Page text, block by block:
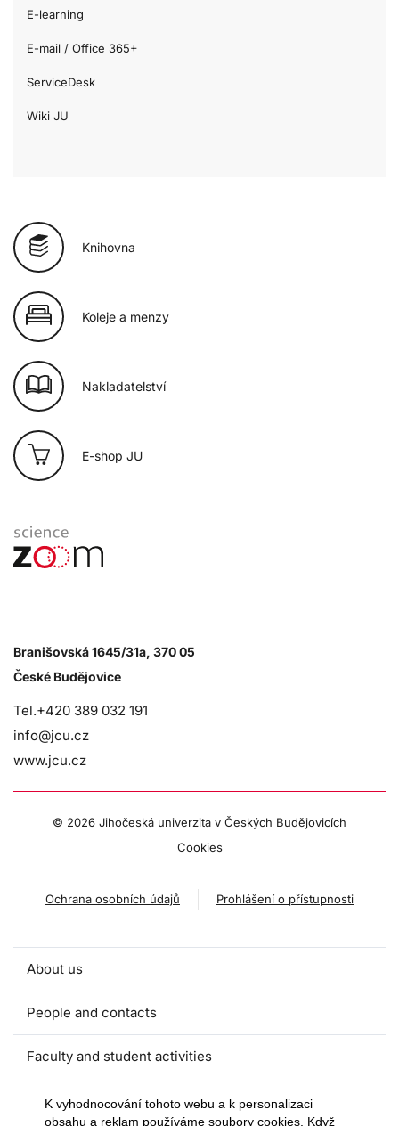
E-learning
E-mail / Office 365+
ServiceDesk
Wiki JU
Knihovna
Koleje a menzy
Nakladatelství
E-shop JU
Branišovská 1645/31a, 370 05
České Budějovice
Tel.+420 389 032 191
info@jcu.cz
www.jcu.cz
© 2026 Jihočeská univerzita v Českých Budějovicích
Cookies
Ochrana osobních údajů Prohlášení o přístupnosti
About us
People and contacts
Faculty and student activities
Projects and strategic partnerships
K vyhodnocování tohoto webu a k personalizaci
obsahu a reklam používáme soubory cookies. Když